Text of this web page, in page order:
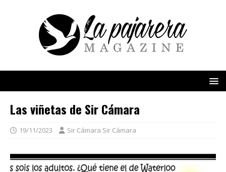
Las viñetas de Sir Cámara
19/11/2023 Sir Cámara Sir Cámara